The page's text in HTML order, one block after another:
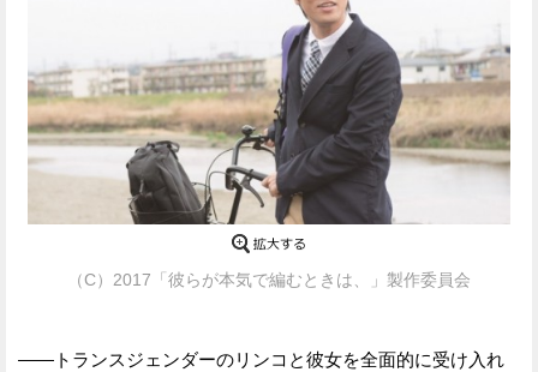
（C）2017「彼らが本気で編むときは、」製作委員会
——トランスジェンダーのリンコと彼女を全面的に受け入れ